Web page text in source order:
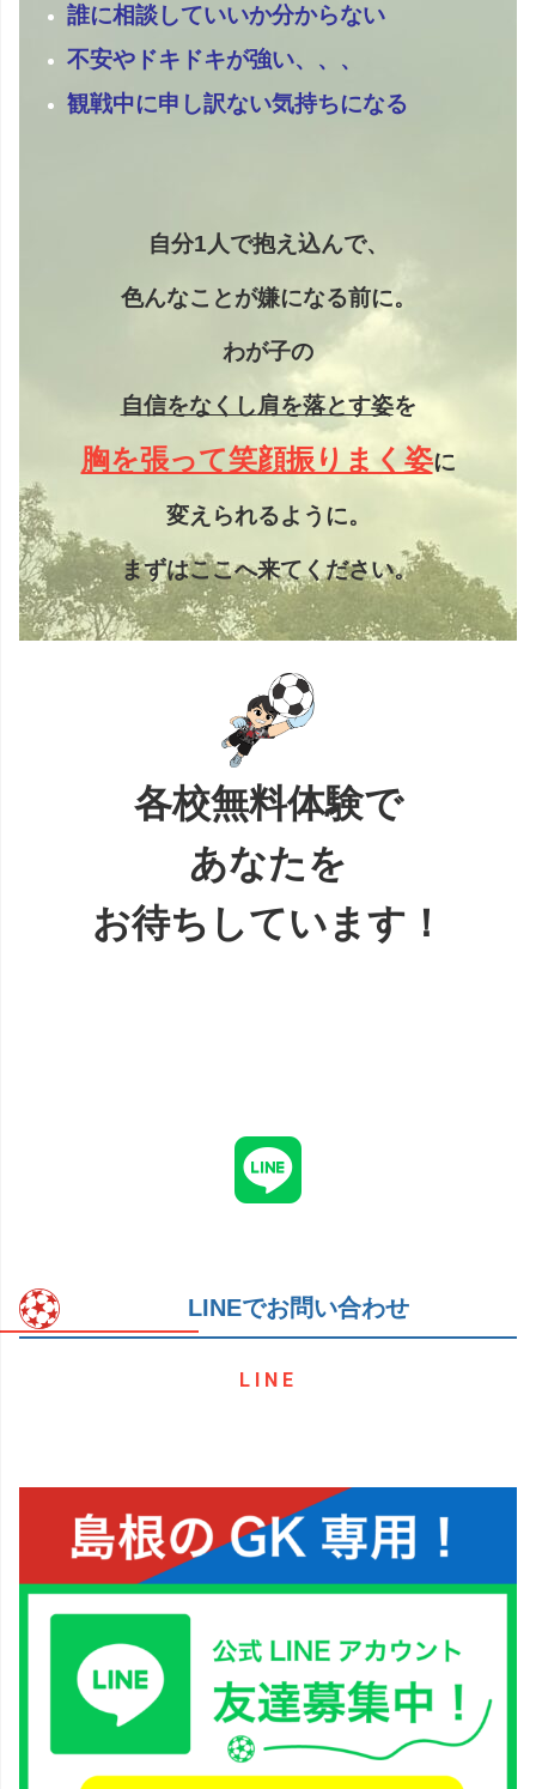
誰に相談していいか分からない
不安やドキドキが強い、、、
観戦中に申し訳ない気持ちになる
自分1人で抱え込んで、
色んなことが嫌になる前に。
わが子の
自信をなくし肩を落とす姿を
胸を張って笑顔振りまく姿に
変えられるように。
まずはここへ来てください。
各校無料体験で
あなたを
お待ちしています！
LINEでお問い合わせ
LINE